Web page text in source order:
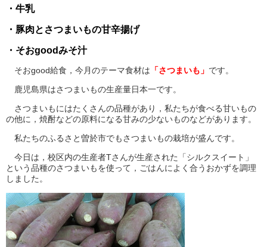
・牛乳
・豚肉とさつまいもの甘辛揚げ
・そおgoodみそ汁
そおgood給食，今月のテーマ食材は 「さつまいも」 です。
鹿児島県はさつまいもの生産量日本一です。
さつまいもにはたくさんの品種があり，私たちが食べる甘いもの
の他に，焼酎などの原料になる甘みの少ないものなどがあります。
私たちのふるさと曽於市でもさつまいもの栽培が盛んです。
今日は，校区内の生産者Tさんが生産された「シルクスイート」
という品種のさつまいもを使って，ごはんによく合うおかずを調理
しました。